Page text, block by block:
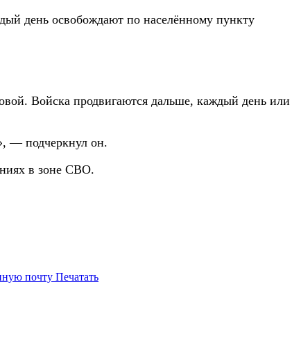
Войска продвигаются дальше, каждый день или
— подчеркнул он.
в зоне СВО.
почту Печатать